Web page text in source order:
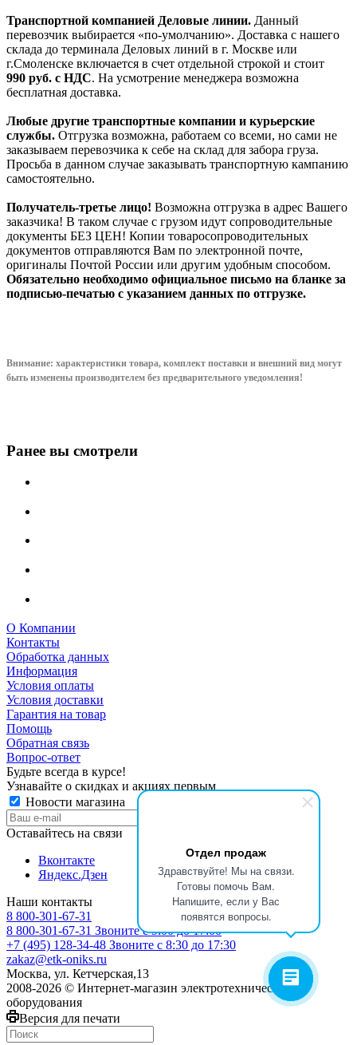
Отдел продаж
Здравствуйте! Мы на связи.
Готовы помочь Вам.
Напишите, если у Вас
появятся вопросы.
Транспортной компанией Деловые линии. Данный
перевозчик выбирается «по-умолчанию». Доставка с нашего
склада до терминала Деловых линий в г. Москве или
г.Смоленске включается в счет отдельной строкой и стоит
990 руб. с НДС. На усмотрение менеджера возможна
бесплатная доставка.
Любые другие транспортные компании и курьерские
службы. Отгрузка возможна, работаем со всеми, но сами не
заказываем перевозчика к себе на склад для забора груза.
Просьба в данном случае заказывать транспортную кампанию
самостоятельно.
Получатель-третье лицо! Возможна отгрузка в адрес Вашего
заказчика! В таком случае с грузом идут сопроводительные
документы БЕЗ ЦЕН! Копии товаросопроводительных
документов отправляются Вам по электронной почте,
оригиналы Почтой России или другим удобным способом.
Обязательно необходимо официальное письмо на бланке за
подписью-печатью с указанием данных по отгрузке.
Внимание: характеристики товара, комплект поставки и внешний вид могут
быть изменены производителем без предварительного уведомления!
Ранее вы смотрели
О Компании
Контакты
Обработка данных
Информация
Условия оплаты
Условия доставки
Гарантия на товар
Помощь
Обратная связь
Вопрос-ответ
Будьте всегда в курсе!
Узнавайте о скидках и акциях первым
Новости магазина
Оставайтесь на связи
Вконтакте
Яндекс.Дзен
Наши контакты
8 800-301-67-31
8 800-301-67-31 Звоните с 9:00 до 17:00
+7 (495) 128-34-48 Звоните с 8:30 до 17:30
zakaz@etk-oniks.ru
Москва, ул. Кетчерская,13
2008-2026 © Интернет-магазин электротехнического
оборудования
Версия для печати